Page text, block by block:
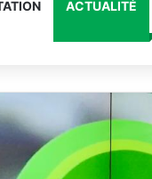
ACTUALITÉ